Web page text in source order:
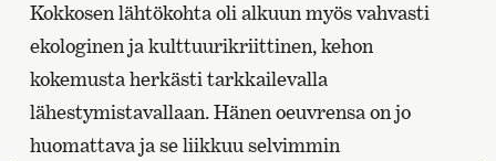
Kokkosen lähtökohta oli alkuun myös vahvasti
ekologinen ja kulttuurikriittinen, kehon
kokemusta herkästi tarkkailevalla
lähestymistavallaan. Hänen oeuvrensa on jo
huomattava ja se liikkuu selvimmin